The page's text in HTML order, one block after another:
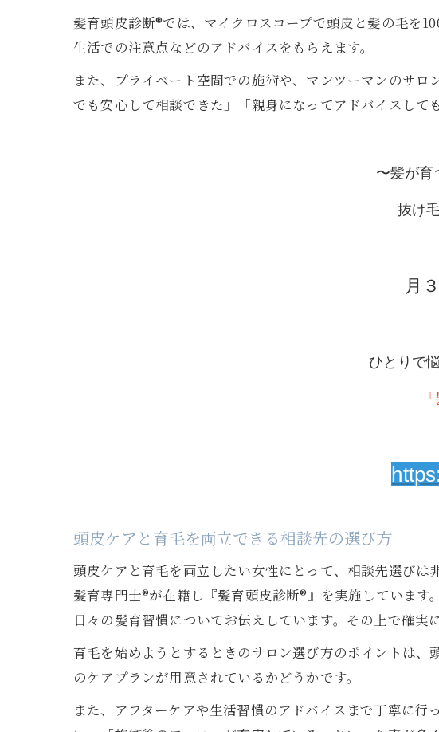
髪育頭皮診断®︎では、マイクロスコープで頭皮と髪の毛を
生活での注意点などのアドバイスをもらえます。
また、プライベート空間での施術や、マンツーマンのサ
でも安心して相談できた」「親身になってアドバイスして
〜髪が育
抜け
月
ひとりで
頭皮ケアと育毛を両立できる相談先の選び方
頭皮ケアと育毛を両立したい女性にとって、相談先選びは
髪育専門士®︎が在籍し『髪育頭皮診断®︎』を実施していま
日々の髪育習慣についてお伝えしています。その上で確実
育毛を始めようとするときのサロン選び方のポイントは
のケアプランが用意されているかどうかです。
また、アフターケアや生活習慣のアドバイスまで丁寧に